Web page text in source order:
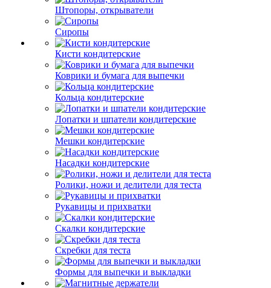
Штопоры, открыватели
Сиропы
Кисти кондитерские
Коврики и бумага для выпечки
Кольца кондитерские
Лопатки и шпатели кондитерские
Мешки кондитерские
Насадки кондитерские
Ролики, ножи и делители для теста
Рукавицы и прихватки
Скалки кондитерские
Скребки для теста
Формы для выпечки и выкладки